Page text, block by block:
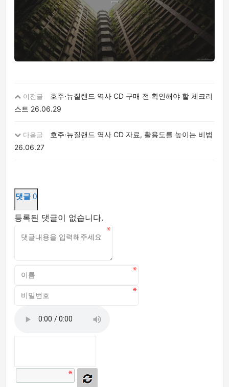
이전글
호주·뉴질랜드 역사 CD 구매 전 확인해야 할 체크리
스트 26.06.29
다음글
호주·뉴질랜드 역사 CD 자료, 활용도를 높이는 비법
26.06.27
댓글 0
등록된 댓글이 없습니다.